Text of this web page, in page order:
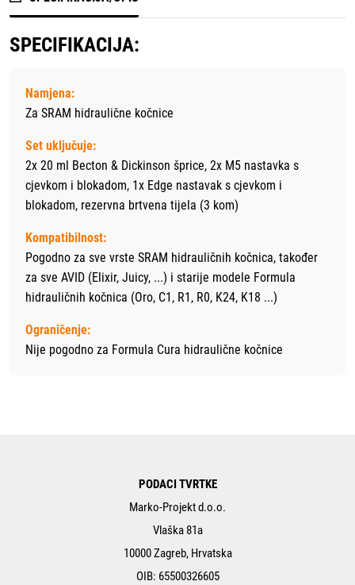
SPECIFIKACIJA:
Namjena:
Za SRAM hidraulične kočnice
Set uključuje:
2x 20 ml Becton & Dickinson šprice, 2x M5 nastavka s
cjevkom i blokadom, 1x Edge nastavak s cjevkom i
blokadom, rezervna brtvena tijela (3 kom)
Kompatibilnost:
Pogodno za sve vrste SRAM hidrauličnih kočnica, također
za sve AVID (Elixir, Juicy, ...) i starije modele Formula
hidrauličnih kočnica (Oro, C1, R1, R0, K24, K18 ...)
Ograničenje:
Nije pogodno za Formula Cura hidraulične kočnice
PODACI TVRTKE
Marko-Projekt d.o.o.
Vlaška 81a
10000 Zagreb, Hrvatska
OIB: 65500326605